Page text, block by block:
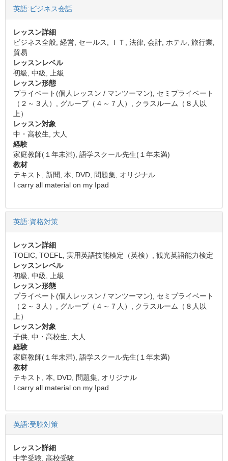
英語:ビジネス会話
レッスン詳細
ビジネス全般, 経営, セールス, ＩＴ, 法律, 会計, ホテル, 旅行業,
貿易
レッスンレベル
初級, 中級, 上級
レッスン形態
プライベート(個人レッスン / マンツーマン), セミプライベート
（２～３人）, グループ（４～７人）, クラスルーム（８人以
上）
レッスン対象
中・高校生, 大人
経験
家庭教師(１年未満), 語学スクール先生(１年未満)
教材
テキスト, 新聞, 本, DVD, 問題集, オリジナル
I carry all material on my Ipad
英語:資格対策
レッスン詳細
TOEIC, TOEFL, 実用英語技能検定（英検）, 観光英語能力検定
レッスンレベル
初級, 中級, 上級
レッスン形態
プライベート(個人レッスン / マンツーマン), セミプライベート
（２～３人）, グループ（４～７人）, クラスルーム（８人以
上）
レッスン対象
子供, 中・高校生, 大人
経験
家庭教師(１年未満), 語学スクール先生(１年未満)
教材
テキスト, 本, DVD, 問題集, オリジナル
I carry all material on my Ipad
英語:受験対策
レッスン詳細
中学受験, 高校受験